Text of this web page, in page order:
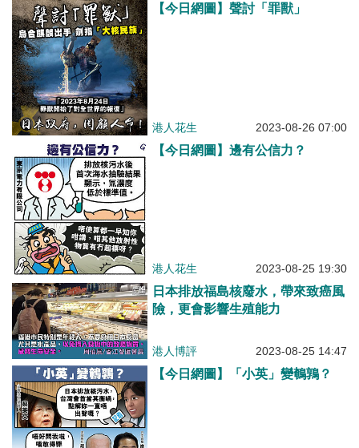
【今日網圖】聲討「罪獸」
港人花生 2023-08-26 07:00
【今日網圖】邊有公信力？
港人花生 2023-08-25 19:30
日本排放福島核廢水，帶來致癌風
險，更會影響生殖能力
港人博評 2023-08-25 14:47
【今日網圖】「小英」變鵪鶉？